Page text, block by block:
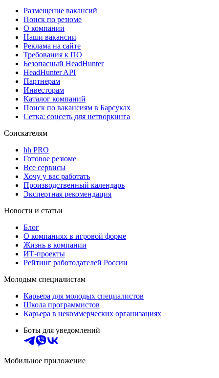
Размещение вакансий
Поиск по резюме
О компании
Наши вакансии
Реклама на сайте
Требования к ПО
Безопасный HeadHunter
HeadHunter API
Партнерам
Инвесторам
Каталог компаний
Поиск по вакансиям в Барсуках
Сетка: соцсеть для нетворкинга
Соискателям
hh PRO
Готовое резюме
Все сервисы
Хочу у вас работать
Производственный календарь
Экспертная рекомендация
Новости и статьи
Блог
О компаниях в игровой форме
Жизнь в компании
ИТ-проекты
Рейтинг работодателей России
Молодым специалистам
Карьера для молодых специалистов
Школа программистов
Карьера в некоммерческих организациях
Боты для уведомлений
Мобильное приложение